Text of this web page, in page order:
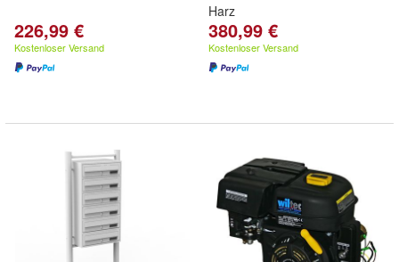
226,99 €
Kostenloser Versand
Harz
380,99 €
Kostenloser Versand